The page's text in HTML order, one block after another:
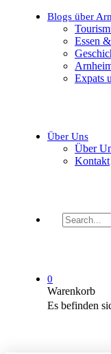
Blogs über
Essen
Expats
Über Uns
Über
Kontakt
0
Warenkorb
Es befinden